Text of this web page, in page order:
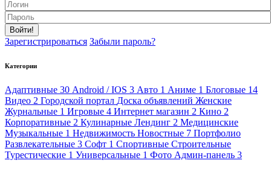
Войти!
Зарегистрироваться Забыли пароль?
Категории
Адаптивные 30 Android / IOS 3 Авто 1 Аниме 1 Блоговые 14
Видео 2 Городской портал Доска объявлений Женские
Журнальные 1 Игровые 4 Интернет магазин 2 Кино 2
Корпоративные 2 Кулинарные Лендинг 2 Медицинские
Музыкальные 1 Недвижимость Новостные 7 Портфолио
Развлекательные 3 Софт 1 Спортивные Строительные
Турестические 1 Универсальные 1 Фото Админ-панель 3